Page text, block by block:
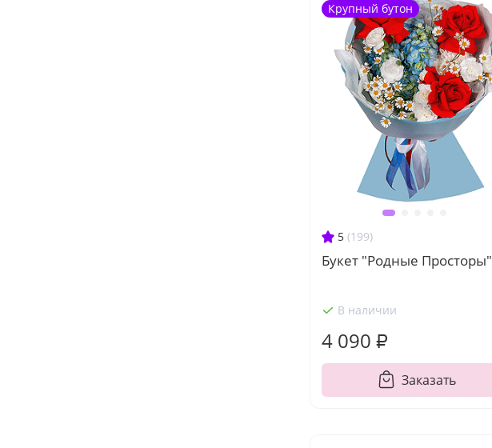
5 (199)
Букет "Родные Просторы"
В наличии
4 090 ₽
Заказать
Крупный бутон